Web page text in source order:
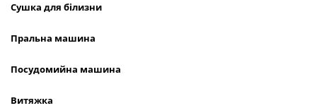
Сушка для білизни
Пральна машина
Посудомийна машина
Витяжка